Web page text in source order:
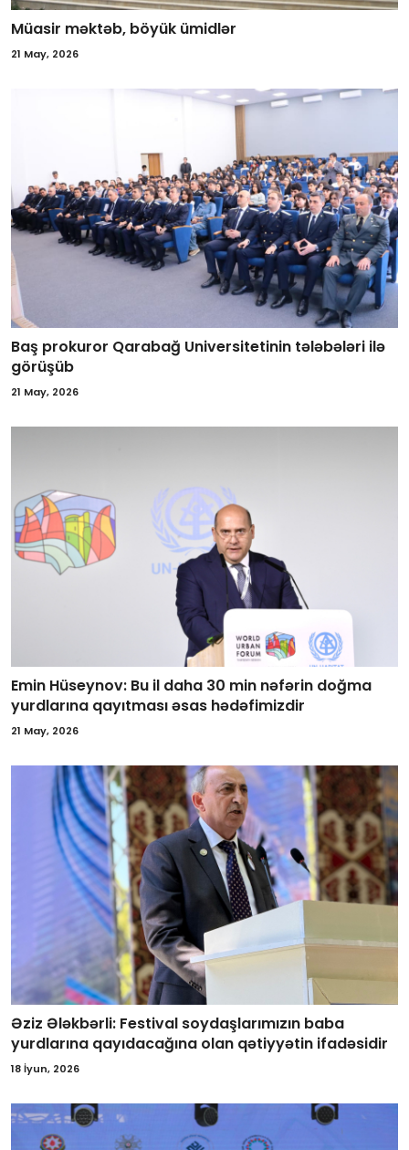
Müasir məktəb, böyük ümidlər
21 May, 2026
Baş prokuror Qarabağ Universitetinin tələbələri ilə
görüşüb
21 May, 2026
Emin Hüseynov: Bu il daha 30 min nəfərin doğma
yurdlarına qayıtması əsas hədəfimizdir
21 May, 2026
Əziz Ələkbərli: Festival soydaşlarımızın baba
yurdlarına qayıdacağına olan qətiyyətin ifadəsidir
18 İyun, 2026